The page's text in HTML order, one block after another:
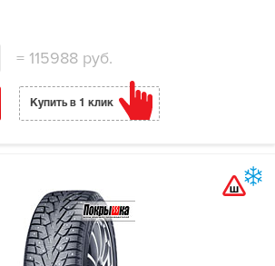
=115988 руб.
Купить в 1 клик